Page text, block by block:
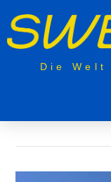
Die Welt